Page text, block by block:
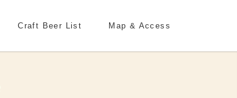
Craft Beer List Map & Access